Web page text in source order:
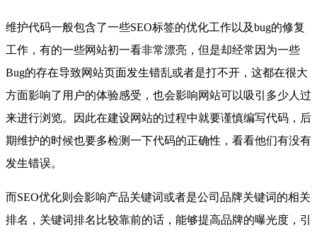
维护代码一般包含了一些SEO标签的优化工作以及bug的修复
工作，有的一些网站初一看非常漂亮，但是却经常因为一些
Bug的存在导致网站页面发生错乱或者是打不开，这都在很大
方面影响了用户的体验感受，也会影响网站可以吸引多少人过
来进行浏览。因此在建设网站的过程中就要谨慎编写代码，后
期维护的时候也要多检测一下代码的正确性，看看他们有没有
发生错误。
而SEO优化则会影响产品关键词或者是公司品牌关键词的相关
排名，关键词排名比较靠前的话，能够提高品牌的曝光度，引